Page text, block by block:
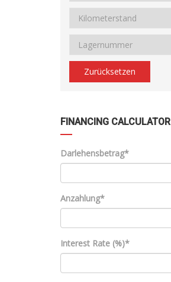
Zurücksetzen
FINANCING CALCULATOR
Darlehensbetrag*
Anzahlung*
Interest Rate (%)*